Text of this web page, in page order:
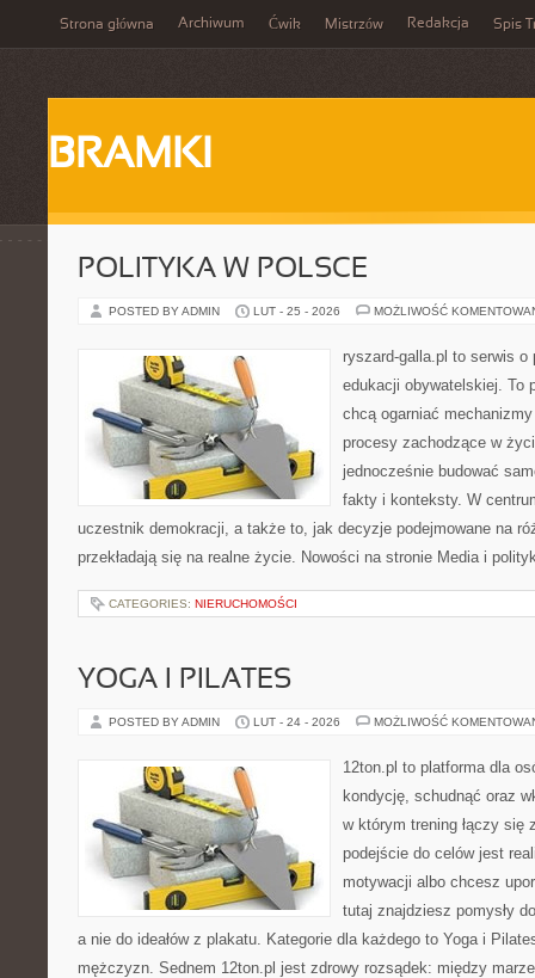
Strona główna Archiwum Ćwik Mistrzów Redakcja Spis
BRAMKI
POLITYKA W POLSCE
POSTED BY ADMIN LUT - 25 - 2026 MOŻLIWOŚĆ
ryszard-galla.pl to serwis
edukacji obywatelskiej. To
chcą ogarniać
procesy zachodzące w
jednocześnie budować
fakty i konteksty. W
uczestnik demokracji, a także to, jak decyzje podejmowane na
przekładają się na realne życie. Nowości na stronie Media i
CATEGORIES: NIERUCHOMOŚCI
YOGA I PILATES
POSTED BY ADMIN LUT - 24 - 2026 MOŻLIWOŚĆ
12ton.pl to platforma dla
kondycję, schudnąć oraz
w którym trening łączy się
podejście do celów jest
motywacji albo chcesz
tutaj znajdziesz pomysły
a nie do ideałów z plakatu. Kategorie dla każdego to Yoga i
mężczyzn. Sednem 12ton.pl jest zdrowy rozsądek: między